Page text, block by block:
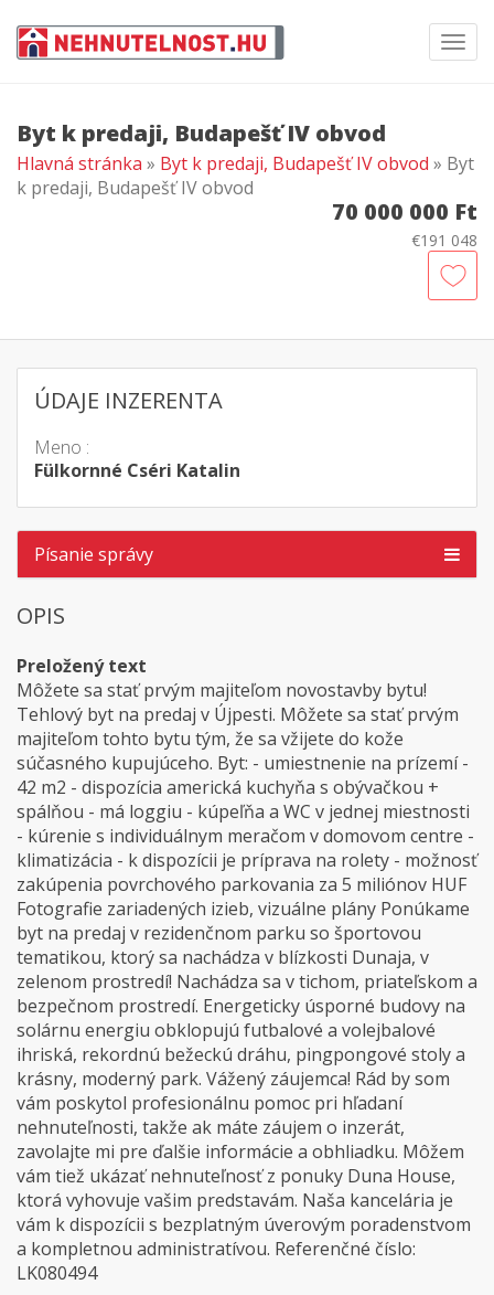
Byt k predaji, Budapešť IV obvod
Hlavná stránka » Byt k predaji, Budapešť IV obvod » Byt
k predaji, Budapešť IV obvod
70 000 000 Ft
€191 048
ÚDAJE INZERENTA
Meno :
Fülkornné Cséri Katalin
Písanie správy
OPIS
Preložený text
Môžete sa stať prvým majiteľom novostavby bytu!
Tehlový byt na predaj v Újpesti. Môžete sa stať prvým
majiteľom tohto bytu tým, že sa vžijete do kože
súčasného kupujúceho. Byt: - umiestnenie na prízemí -
42 m2 - dispozícia americká kuchyňa s obývačkou +
spálňou - má loggiu - kúpeľňa a WC v jednej miestnosti
- kúrenie s individuálnym meračom v domovom centre -
klimatizácia - k dispozícii je príprava na rolety - možnosť
zakúpenia povrchového parkovania za 5 miliónov HUF
Fotografie zariadených izieb, vizuálne plány Ponúkame
byt na predaj v rezidenčnom parku so športovou
tematikou, ktorý sa nachádza v blízkosti Dunaja, v
zelenom prostredí! Nachádza sa v tichom, priateľskom a
bezpečnom prostredí. Energeticky úsporné budovy na
solárnu energiu obklopujú futbalové a volejbalové
ihriská, rekordnú bežeckú dráhu, pingpongové stoly a
krásny, moderný park. Vážený záujemca! Rád by som
vám poskytol profesionálnu pomoc pri hľadaní
nehnuteľnosti, takže ak máte záujem o inzerát,
zavolajte mi pre ďalšie informácie a obhliadku. Môžem
vám tiež ukázať nehnuteľnosť z ponuky Duna House,
ktorá vyhovuje vašim predstavám. Naša kancelária je
vám k dispozícii s bezplatným úverovým poradenstvom
a kompletnou administratívou. Referenčné číslo:
LK080494